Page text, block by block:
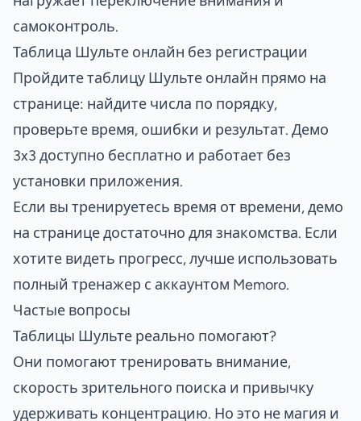
самоконтроль.
Таблица Шульте онлайн без регистрации
Пройдите таблицу Шульте онлайн прямо на
странице: найдите числа по порядку,
проверьте время, ошибки и результат. Демо
3x3 доступно бесплатно и работает без
установки приложения.
Если вы тренируетесь время от времени, демо
на странице достаточно для знакомства. Если
хотите видеть прогресс, лучше использовать
полный тренажер с аккаунтом Memoro.
Частые вопросы
Таблицы Шульте реально помогают?
Они помогают тренировать внимание,
скорость зрительного поиска и привычку
удерживать концентрацию. Но это не магия и